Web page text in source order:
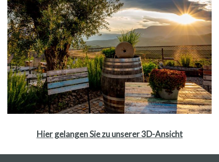
Hier gelangen Sie zu unserer 3D-Ansicht